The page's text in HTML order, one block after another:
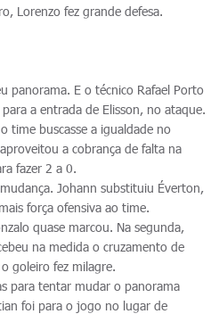
Lorenzo fez grande defesa.
panorama. E o técnico Rafael Porto
a entrada de Elisson, no ataque.
time buscasse a igualdade no
a cobrança de falta na
fazer 2 a 0.
Johann substituiu Éverton,
força ofensiva ao time.
quase marcou. Na segunda,
na medida o cruzamento de
goleiro fez milagre.
para tentar mudar o panorama
foi para o jogo no lugar de